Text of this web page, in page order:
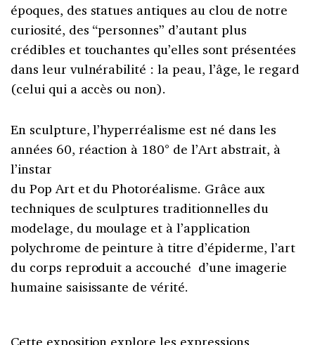
époques, des statues antiques au clou de notre
curiosité, des “personnes” d’autant plus
crédibles et touchantes qu’elles sont présentées
dans leur vulnérabilité : la peau, l’âge, le regard
(celui qui a accès ou non).
En sculpture, l’hyperréalisme est né dans les
années 60, réaction à 180° de l’Art abstrait, à
l’instar
du Pop Art et du Photoréalisme. Grâce aux
techniques de sculptures traditionnelles du
modelage, du moulage et à l’application
polychrome de peinture à titre d’épiderme, l’art
du corps reproduit a accouché d’une imagerie
humaine saisissante de vérité.